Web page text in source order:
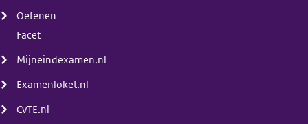
Oefenen
Facet
Mijneindexamen.nl
Examenloket.nl
CvTE.nl